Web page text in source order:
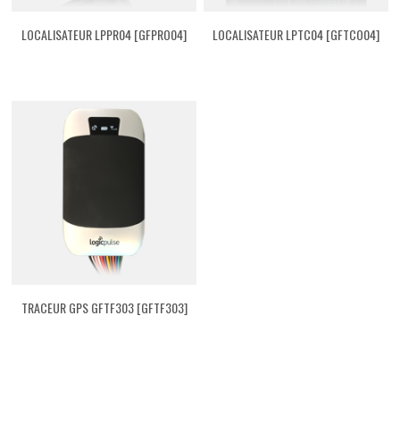
LOCALISATEUR LPPR04 [GFPRO04] LOCALISATEUR LPTC04 [GFTCO04]
TRACEUR GPS GFTF303 [GFTF303]